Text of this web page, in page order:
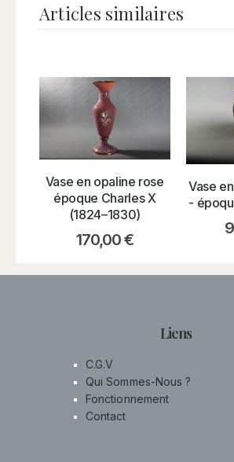
Articles similaires
Vase en opaline rose
époque Charles X
(1824–1830)
170,00€
Vase
-
Liens
C.G.V
Qui Sommes-Nous ?
Fonctionnement
Contact